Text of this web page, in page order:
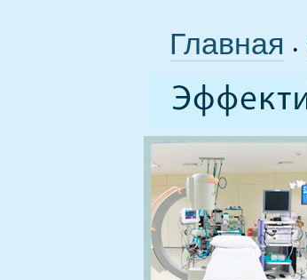
Главная •